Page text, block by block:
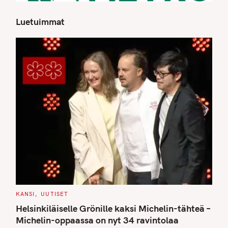
Luetuimmat
C
T
E
G
O
KANSI UUTISET
Helsinkiläiselle Grönille kaksi Michelin-tähteä –
Michelin-oppaassa on nyt 34 ravintolaa
S
e
a